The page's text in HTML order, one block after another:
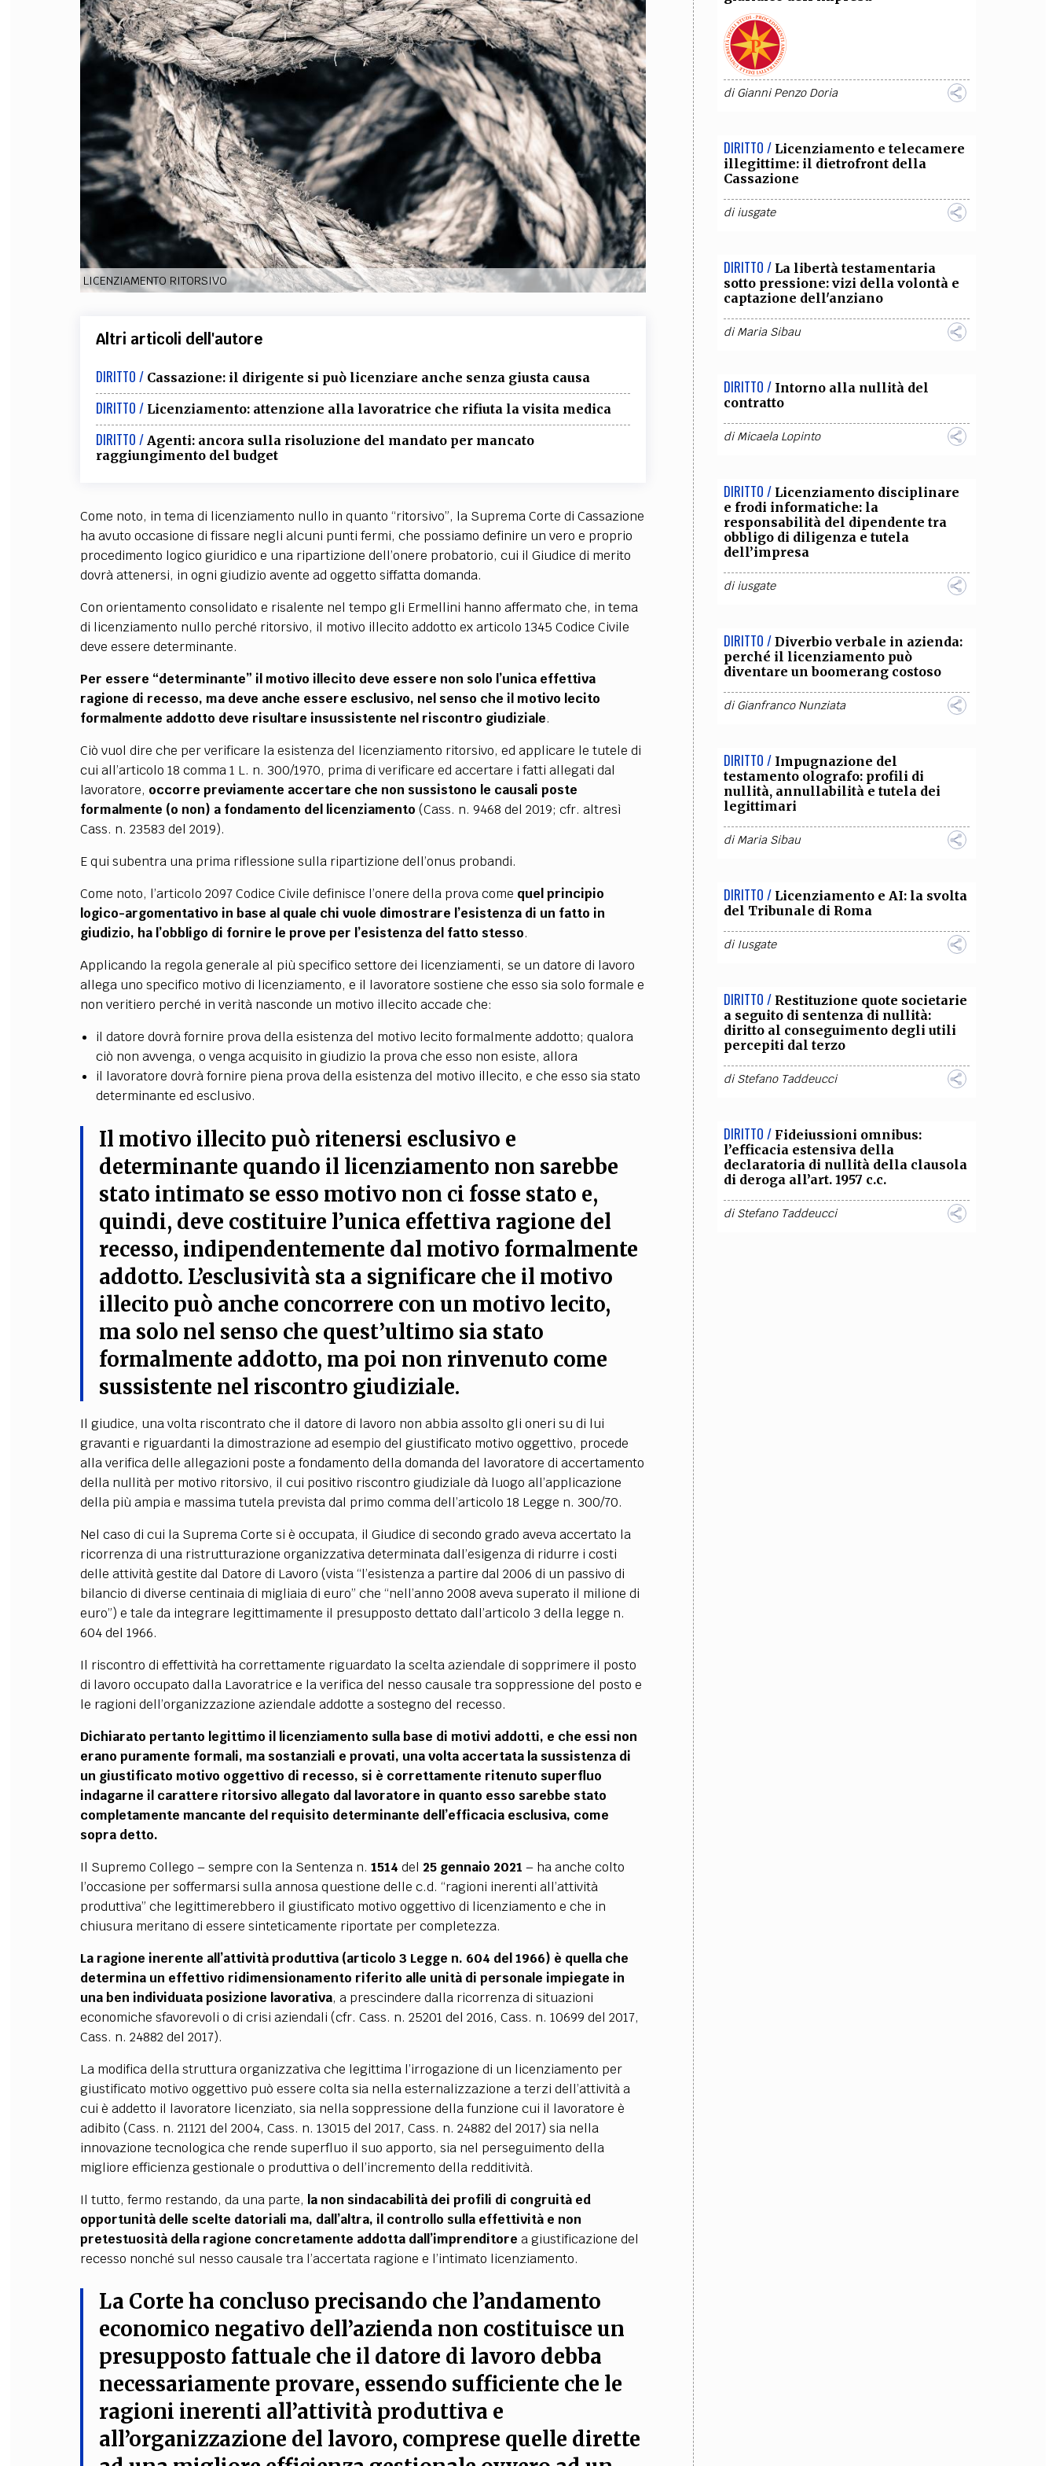
TEAM
FILODIRITTO REDAZIONE COMITATO SCIENTIFICO AUTORI CURATORI FOTOGRAFI COLLABORA CON NOI
EXTRA
CODICI RUBRICHE LIBRI PROCEEDINGS PUBBLICITÀ CONTATTI
SOCIAL MEDIA
LICENZIAMENTO RITORSIVO
Altri articoli dell'autore
DIRITTO / Cassazione: il dirigente si può licenziare anche senza giusta causa
DIRITTO / Licenziamento: attenzione alla lavoratrice che rifiuta la visita medica
DIRITTO / Agenti: ancora sulla risoluzione del mandato per mancato
raggiungimento del budget
Come noto, in tema di licenziamento nullo in quanto “ritorsivo”, la Suprema Corte di Cassazione
ha avuto occasione di fissare negli alcuni punti fermi, che possiamo definire un vero e proprio
procedimento logico giuridico e una ripartizione dell’onere probatorio, cui il Giudice di merito
dovrà attenersi, in ogni giudizio avente ad oggetto siffatta domanda.
Con orientamento consolidato e risalente nel tempo gli Ermellini hanno affermato che, in tema
di licenziamento nullo perché ritorsivo, il motivo illecito addotto ex articolo 1345 Codice Civile
deve essere determinante.
Per essere “determinante” il motivo illecito deve essere non solo l’unica effettiva
ragione di recesso, ma deve anche essere esclusivo, nel senso che il motivo lecito
formalmente addotto deve risultare insussistente nel riscontro giudiziale.
Ciò vuol dire che per verificare la esistenza del licenziamento ritorsivo, ed applicare le tutele di
cui all’articolo 18 comma 1 L. n. 300/1970, prima di verificare ed accertare i fatti allegati dal
lavoratore, occorre previamente accertare che non sussistono le causali poste
formalmente (o non) a fondamento del licenziamento (Cass. n. 9468 del 2019; cfr. altresì
Cass. n. 23583 del 2019).
E qui subentra una prima riflessione sulla ripartizione dell’onus probandi.
Come noto, l’articolo 2097 Codice Civile definisce l’onere della prova come quel principio
logico-argomentativo in base al quale chi vuole dimostrare l’esistenza di un fatto in
giudizio, ha l’obbligo di fornire le prove per l’esistenza del fatto stesso.
Applicando la regola generale al più specifico settore dei licenziamenti, se un datore di lavoro
allega uno specifico motivo di licenziamento, e il lavoratore sostiene che esso sia solo formale e
non veritiero perché in verità nasconde un motivo illecito accade che:
il datore dovrà fornire prova della esistenza del motivo lecito formalmente addotto; qualora
ciò non avvenga, o venga acquisito in giudizio la prova che esso non esiste, allora
il lavoratore dovrà fornire piena prova della esistenza del motivo illecito, e che esso sia stato
determinante ed esclusivo.
Il motivo illecito può ritenersi esclusivo e
determinante quando il licenziamento non sarebbe
stato intimato se esso motivo non ci fosse stato e,
quindi, deve costituire l’unica effettiva ragione del
recesso, indipendentemente dal motivo formalmente
addotto. L’esclusività sta a significare che il motivo
illecito può anche concorrere con un motivo lecito,
ma solo nel senso che quest’ultimo sia stato
formalmente addotto, ma poi non rinvenuto come
sussistente nel riscontro giudiziale.
Il giudice, una volta riscontrato che il datore di lavoro non abbia assolto gli oneri su di lui
gravanti e riguardanti la dimostrazione ad esempio del giustificato motivo oggettivo, procede
alla verifica delle allegazioni poste a fondamento della domanda del lavoratore di accertamento
della nullità per motivo ritorsivo, il cui positivo riscontro giudiziale dà luogo all’applicazione
della più ampia e massima tutela prevista dal primo comma dell’articolo 18 Legge n. 300/70.
Nel caso di cui la Suprema Corte si è occupata, il Giudice di secondo grado aveva accertato la
ricorrenza di una ristrutturazione organizzativa determinata dall’esigenza di ridurre i costi
delle attività gestite dal Datore di Lavoro (vista “l’esistenza a partire dal 2006 di un passivo di
bilancio di diverse centinaia di migliaia di euro” che “nell’anno 2008 aveva superato il milione di
euro”) e tale da integrare legittimamente il presupposto dettato dall’articolo 3 della legge n.
604 del 1966.
Il riscontro di effettività ha correttamente riguardato la scelta aziendale di sopprimere il posto
di lavoro occupato dalla Lavoratrice e la verifica del nesso causale tra soppressione del posto e
le ragioni dell’organizzazione aziendale addotte a sostegno del recesso.
Dichiarato pertanto legittimo il licenziamento sulla base di motivi addotti, e che essi non
erano puramente formali, ma sostanziali e provati, una volta accertata la sussistenza di
un giustificato motivo oggettivo di recesso, si è correttamente ritenuto superfluo
indagarne il carattere ritorsivo allegato dal lavoratore in quanto esso sarebbe stato
completamente mancante del requisito determinante dell’efficacia esclusiva, come
sopra detto.
Il Supremo Collego – sempre con la Sentenza n. 1514 del 25 gennaio 2021 – ha anche colto
l’occasione per soffermarsi sulla annosa questione delle c.d. “ragioni inerenti all’attività
produttiva” che legittimerebbero il giustificato motivo oggettivo di licenziamento e che in
chiusura meritano di essere sinteticamente riportate per completezza.
La ragione inerente all’attività produttiva (articolo 3 Legge n. 604 del 1966) è quella che
determina un effettivo ridimensionamento riferito alle unità di personale impiegate in
una ben individuata posizione lavorativa, a prescindere dalla ricorrenza di situazioni
economiche sfavorevoli o di crisi aziendali (cfr. Cass. n. 25201 del 2016, Cass. n. 10699 del 2017,
Cass. n. 24882 del 2017).
La modifica della struttura organizzativa che legittima l’irrogazione di un licenziamento per
giustificato motivo oggettivo può essere colta sia nella esternalizzazione a terzi dell’attività a
cui è addetto il lavoratore licenziato, sia nella soppressione della funzione cui il lavoratore è
adibito (Cass. n. 21121 del 2004, Cass. n. 13015 del 2017, Cass. n. 24882 del 2017) sia nella
innovazione tecnologica che rende superfluo il suo apporto, sia nel perseguimento della
migliore efficienza gestionale o produttiva o dell’incremento della redditività.
Il tutto, fermo restando, da una parte, la non sindacabilità dei profili di congruità ed
opportunità delle scelte datoriali ma, dall’altra, il controllo sulla effettività e non
pretestuosità della ragione concretamente addotta dall’imprenditore a giustificazione del
recesso nonché sul nesso causale tra l’accertata ragione e l’intimato licenziamento.
La Corte ha concluso precisando che l’andamento
economico negativo dell’azienda non costituisce un
presupposto fattuale che il datore di lavoro debba
necessariamente provare, essendo sufficiente che le
ragioni inerenti all’attività produttiva e
all’organizzazione del lavoro, comprese quelle dirette
diGianni Penzo Doria
DIRITTO / Licenziamento e telecamere
illegittime: il dietrofront della
Cassazione
diiusgate
DIRITTO / La libertà testamentaria
sotto pressione: vizi della volontà e
captazione dell'anziano
diMaria Sibau
DIRITTO / Intorno alla nullità del
contratto
diMicaela Lopinto
DIRITTO / Licenziamento disciplinare
e frodi informatiche: la
responsabilità del dipendente tra
obbligo di diligenza e tutela
dell’impresa
diiusgate
DIRITTO / Diverbio verbale in azienda:
perché il licenziamento può
diventare un boomerang costoso
diGianfranco Nunziata
DIRITTO / Impugnazione del
testamento olografo: profili di
nullità, annullabilità e tutela dei
legittimari
diMaria Sibau
DIRITTO / Licenziamento e AI: la svolta
del Tribunale di Roma
di Iusgate
DIRITTO / Restituzione quote societarie
a seguito di sentenza di nullità:
diritto al conseguimento degli utili
percepiti dal terzo
diStefano Taddeucci
DIRITTO / Fideiussioni omnibus:
l’efficacia estensiva della
declaratoria di nullità della clausola
di deroga all’art. 1957 c.c.
diStefano Taddeucci